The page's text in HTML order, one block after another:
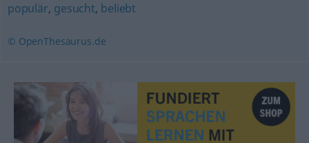
populär, gesucht, beliebt
© OpenThesaurus.de